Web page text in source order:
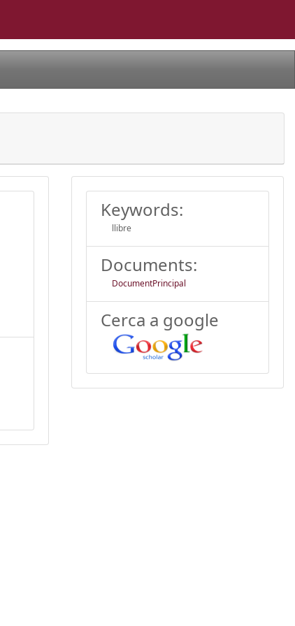
Keywords:
llibre
Documents:
DocumentPrincipal
Cerca a google